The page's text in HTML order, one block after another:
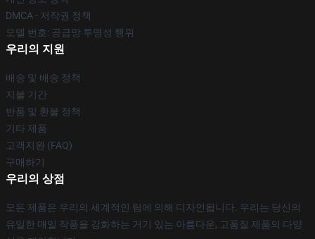
DMCA - 저작권 정책
모델 번호: 공급망 투명성 행위
우리의 지원
배송 및 배송 정책
지불 기간
반품 및 환불 정책
기타 제품
고객지원 (FAQ)
구매하기
우리의 상점
모든 제품은 우리의 세계적인 팀에 의해 디자인됩니다. 우리는 당신의
유일한 매일 작풍을 강화하는 거기 있는 아름다운, 고품질 제품의 다양